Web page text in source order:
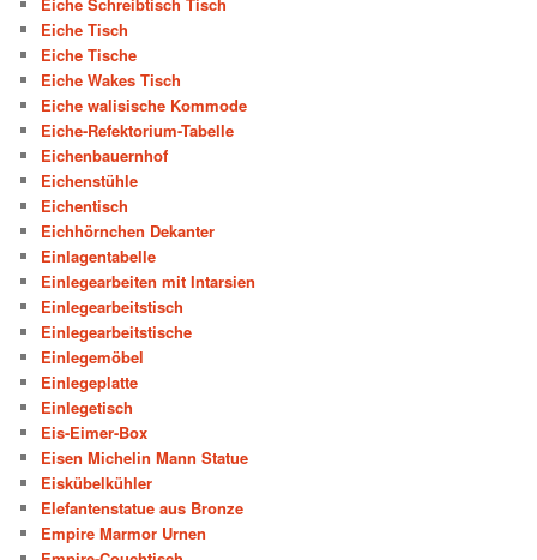
Eiche Schreibtisch Tisch
Eiche Tisch
Eiche Tische
Eiche Wakes Tisch
Eiche walisische Kommode
Eiche-Refektorium-Tabelle
Eichenbauernhof
Eichenstühle
Eichentisch
Eichhörnchen Dekanter
Einlagentabelle
Einlegearbeiten mit Intarsien
Einlegearbeitstisch
Einlegearbeitstische
Einlegemöbel
Einlegeplatte
Einlegetisch
Eis-Eimer-Box
Eisen Michelin Mann Statue
Eiskübelkühler
Elefantenstatue aus Bronze
Empire Marmor Urnen